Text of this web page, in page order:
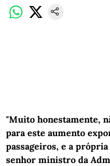
"Muito honestamente,
para este aumento
passageiros, e a
senhor ministro da